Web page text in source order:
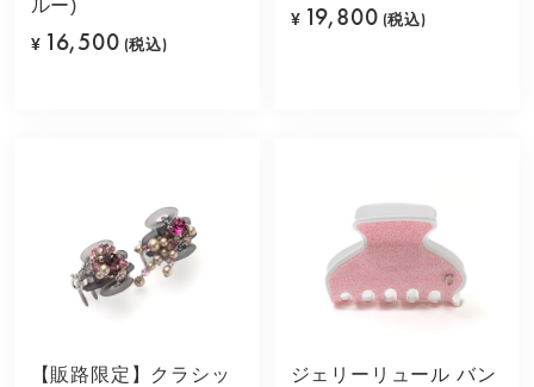
ルー)
¥ 16,500 (税込)
¥ 19,800 (税込)
【販路限定】クラシッ
ジェリーリュール バン